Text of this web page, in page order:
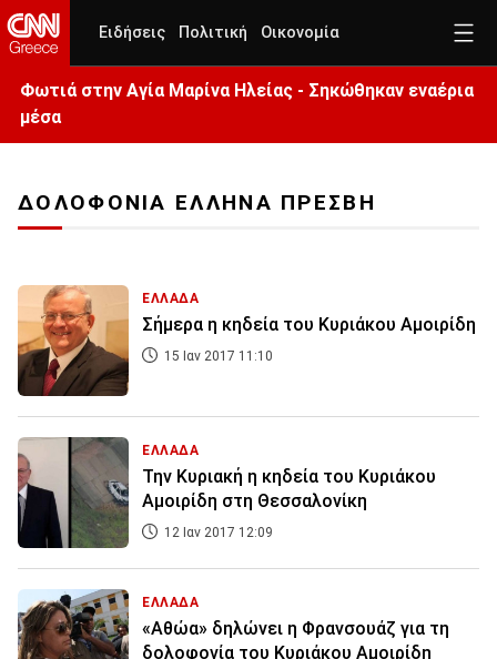
Ειδήσεις Πολιτική Οικονομία
Φωτιά στην Aγία Μαρίνα Ηλείας - Σηκώθηκαν εναέρια
μέσα
ΔΟΛΟΦΟΝΙΑ ΕΛΛΗΝΑ ΠΡΕΣΒΗ
ΕΛΛΑΔΑ
Σήμερα η κηδεία του Κυριάκου Αμοιρίδη
15 Ιαν 2017 11:10
ΕΛΛΑΔΑ
Την Κυριακή η κηδεία του Κυριάκου
Αμοιρίδη στη Θεσσαλονίκη
12 Ιαν 2017 12:09
ΕΛΛΑΔΑ
«Αθώα» δηλώνει η Φρανσουάζ για τη
δολοφονία του Κυριάκου Αμοιρίδη